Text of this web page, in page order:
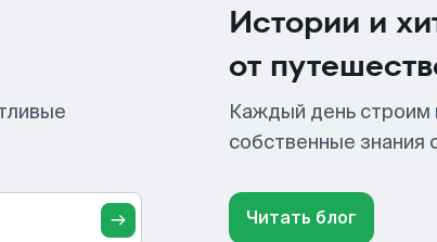
Истории и
от
Каждый день строим
собственные знания
Читать блог